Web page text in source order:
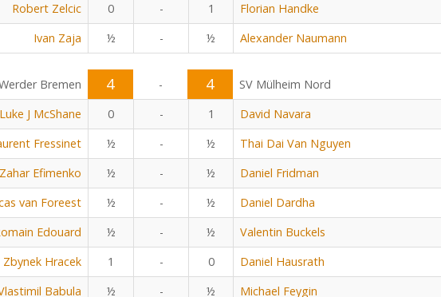
Robert Zelcic 0 - 1 Florian Handke
Ivan Zaja ½ - ½ Alexander Naumann
Bremen 4 - 4
SV Mülheim Nord
Luke J McShane 0 - 1 David Navara
Fressinet ½ - ½ Thai Dai Van Nguyen
Zahar Efimenko ½ - ½ Daniel Fridman
van Foreest ½ - ½ Daniel Dardha
Edouard ½ - ½ Valentin Buckels
Zbynek Hracek 1 - 0 Daniel Hausrath
Babula ½ - ½ Michael Feygin